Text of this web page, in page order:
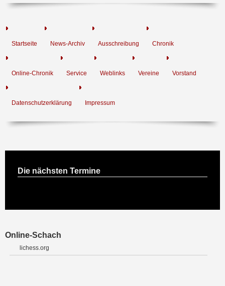
Startseite News-Archiv Ausschreibung Chronik
Online-Chronik Service Weblinks Vereine Vorstand
Datenschutzerklärung Impressum
Die nächsten Termine
Online-Schach
lichess.org